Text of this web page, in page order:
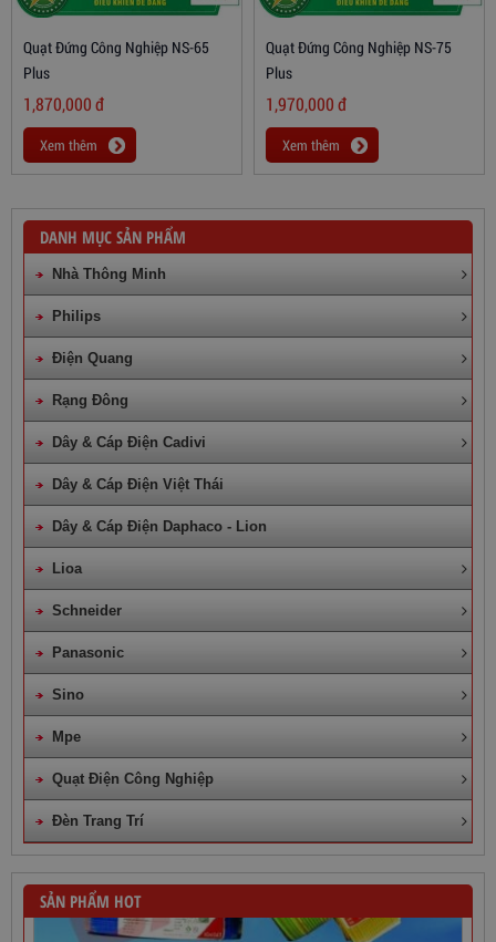
Quạt Đứng Công Nghiệp NS-65
Plus
1,870,000đ
Xem thêm
Quạt Đứng Công Nghiệp NS-75
Plus
1,970,000đ
Xem thêm
DANH MỤC SẢN PHẨM
Nhà Thông Minh
Philips
Điện Quang
Rạng Đông
Dây & Cáp Điện Cadivi
Dây & Cáp Điện Việt Thái
Dây & Cáp Điện Daphaco - Lion
Lioa
Schneider
Panasonic
Sino
Mpe
Quạt Điện Công Nghiệp
Đèn Trang Trí
SẢN PHẨM HOT